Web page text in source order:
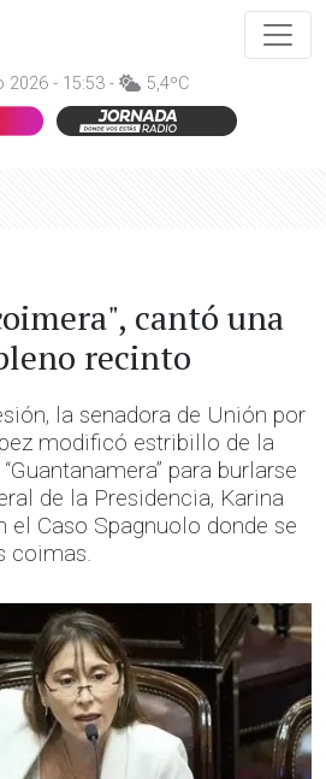
2026 - 15:53 - 5,4ºC
cantó una
recinto
la senadora de Unión por
modificó estribillo de la
para burlarse
de la Presidencia, Karina
el Caso Spagnuolo donde se
coimas.